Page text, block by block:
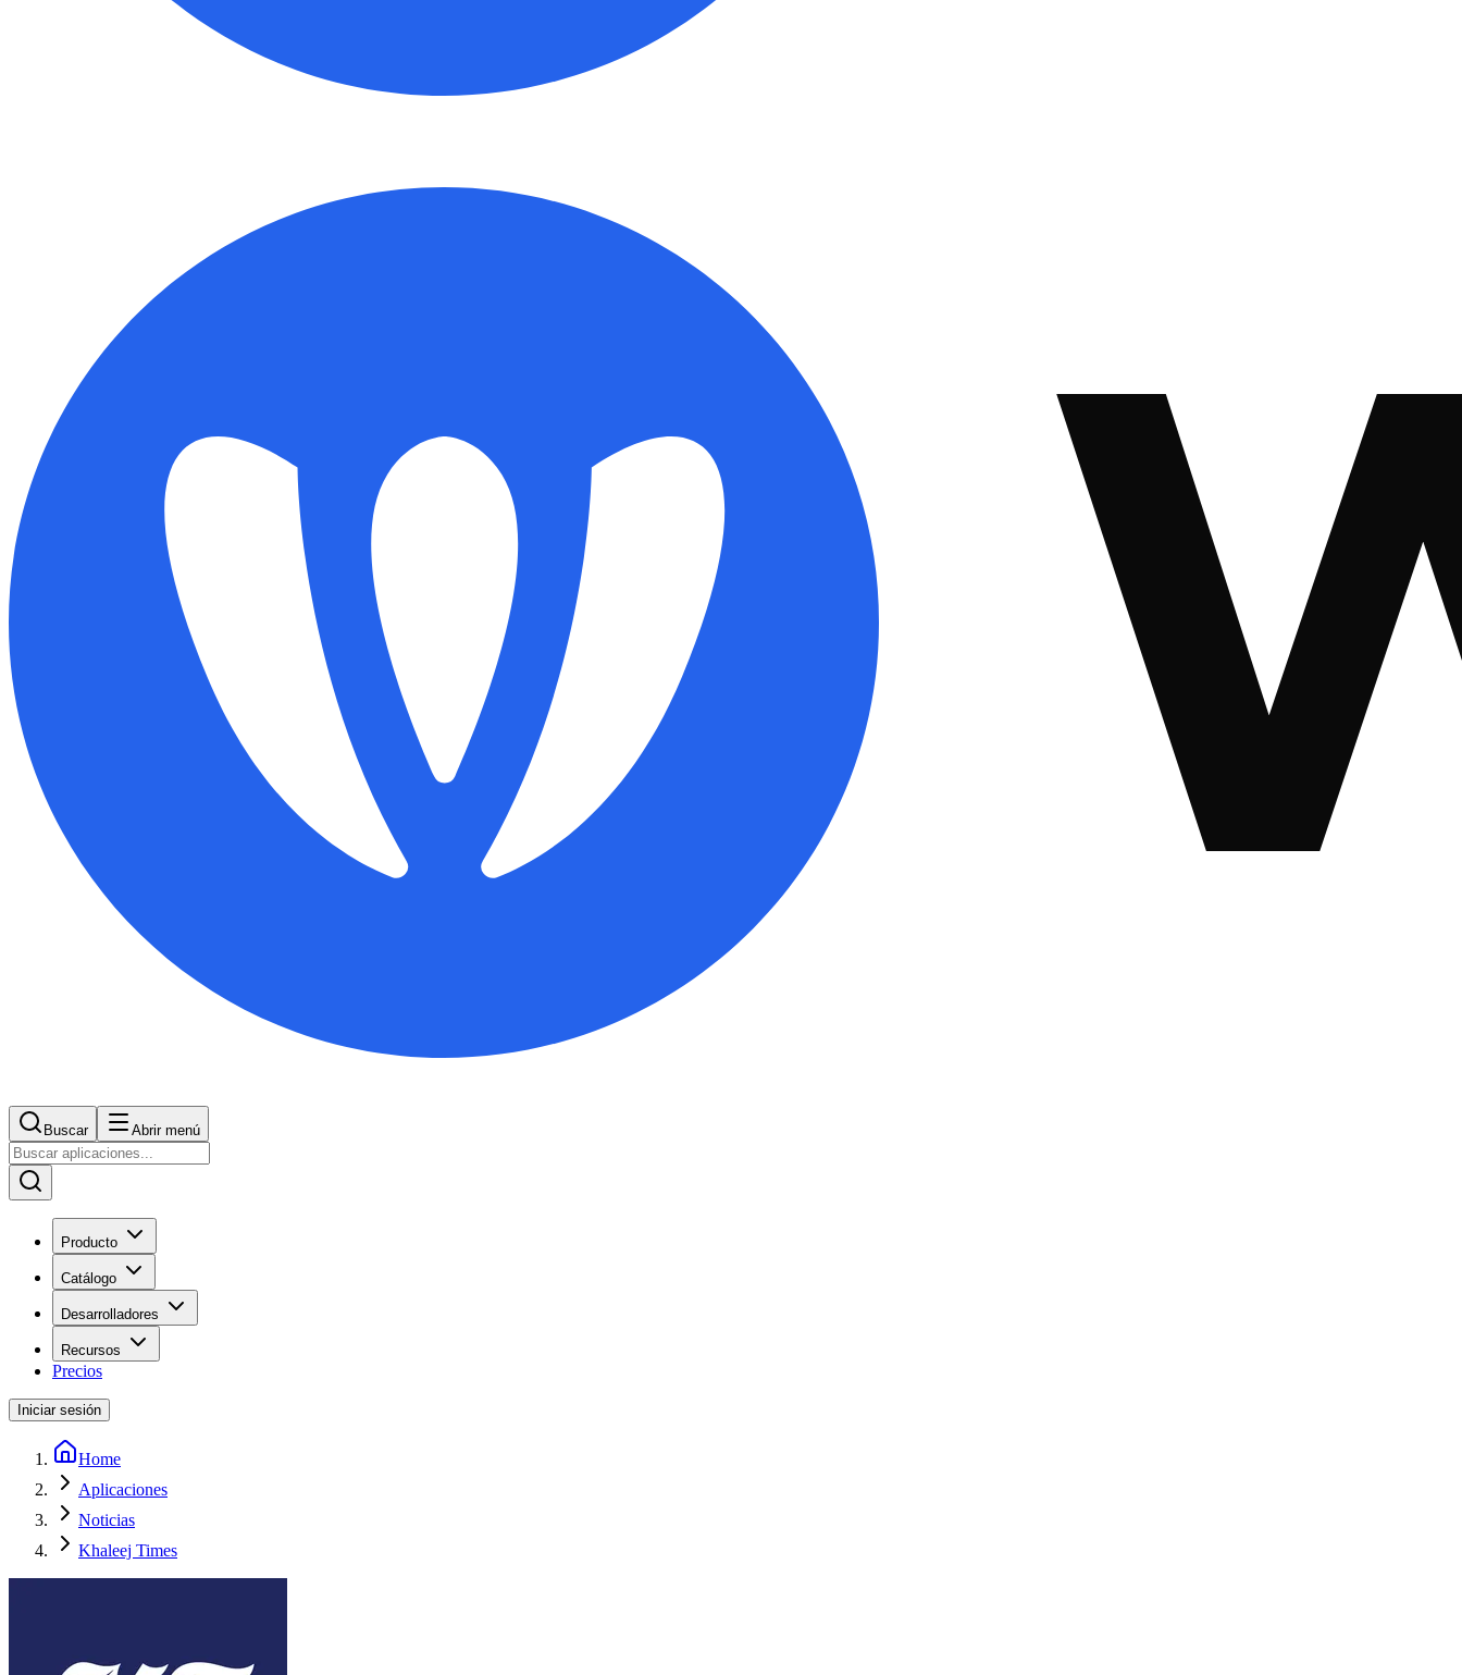
Buscar Abrir menú
Producto
Catálogo
Desarrolladores
Recursos
Precios
Iniciar sesión
Home
Aplicaciones
Noticias
Khaleej Times